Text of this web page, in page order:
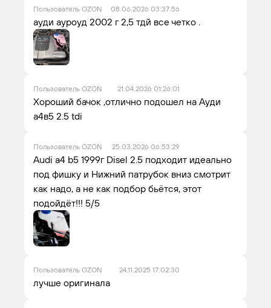
Пользователь OZON 08.06.2026 03:37:56
ауди ауроуд 2002 г 2,5 тдй все четко .
Пользователь OZON 21.04.2026 01:26:01
Хороший бачок ,отлично подошел на Ауди
а4в5 2.5 tdi
Пользователь OZON 25.03.2026 06:53:29
Audi a4 b5 1999г Disel 2.5 подходит идеально
под фишку и Нижний патрубок вниз смотрит
как надо, а не как подбор бьётся, этот
подойдёт!!! 5/5
Пользователь OZON 24.11.2025 17:02:30
лучше оригинала